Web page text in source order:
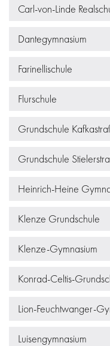
Carl-von-Linde
Dantegymnasium
Farinellischule
Flurschule
Grundschule
Grundschule
Heinrich-Heine
Klenze Grundschule
Klenze-Gymnasium
Konrad-Celtis-
Lion-Feuchtwanger-
Luisengymnasium